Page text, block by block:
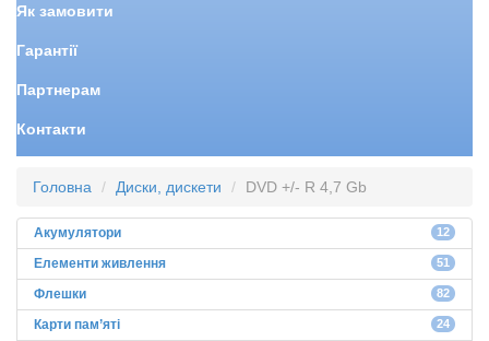
Як замовити
Гарантії
Партнерам
Контакти
Головна Диски, дискети DVD +/- R 4,7 Gb
Акумулятори 12
Елементи живлення 51
Флешки 82
Карти пам’яті 24